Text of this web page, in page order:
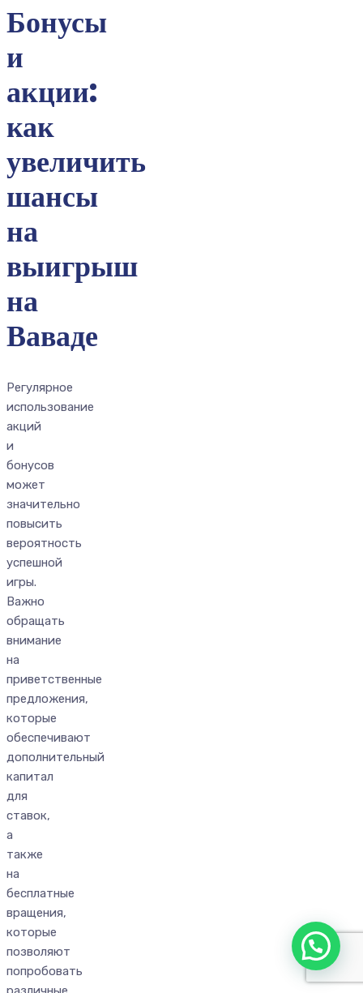
Бонусы
и
акции:
как
увеличить
шансы
на
выигрыш
на
Ваваде
Регулярное
использование
акций
и
бонусов
может
значительно
повысить
вероятность
успешной
игры.
Важно
обращать
внимание
на
приветственные
предложения,
которые
обеспечивают
дополнительный
капитал
для
ставок,
а
также
на
бесплатные
вращения,
которые
позволяют
попробовать